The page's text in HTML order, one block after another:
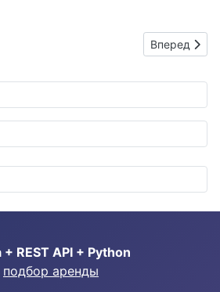
Следующий:
Вперед
REST API + Python
подбор аренды